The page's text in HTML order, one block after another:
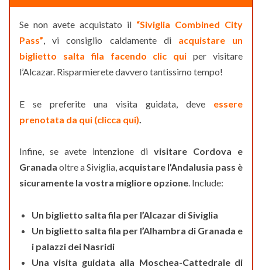
Se non avete acquistato il “Siviglia Combined City
Pass”, vi consiglio caldamente di acquistare un
biglietto salta fila facendo clic qui per visitare
l’Alcazar. Risparmierete davvero tantissimo tempo!
E se preferite una visita guidata, deve essere
prenotata da qui (clicca qui)
Infine, se avete intenzione di visitare Cordova e
Granada oltre a Siviglia, acquistare l’Andalusia pass è
sicuramente la vostra migliore opzione. Include:
Un biglietto salta fila per l’Alcazar di Siviglia
Un biglietto salta fila per l’Alhambra di Granada e
i palazzi dei Nasridi
Una visita guidata alla Moschea-Cattedrale di